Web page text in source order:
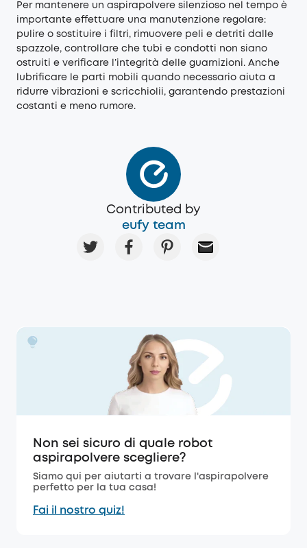
Per mantenere un aspirapolvere silenzioso nel tempo è
importante effettuare una manutenzione regolare:
pulire o sostituire i filtri, rimuovere peli e detriti dalle
spazzole, controllare che tubi e condotti non siano
ostruiti e verificare l’integrità delle guarnizioni. Anche
lubrificare le parti mobili quando necessario aiuta a
ridurre vibrazioni e scricchiolii, garantendo prestazioni
costanti e meno rumore.
Contributed by
eufy team
Non sei sicuro di quale robot
aspirapolvere scegliere?
Siamo qui per aiutarti a trovare l'aspirapolvere
perfetto per la tua casa!
Fai il nostro quiz!